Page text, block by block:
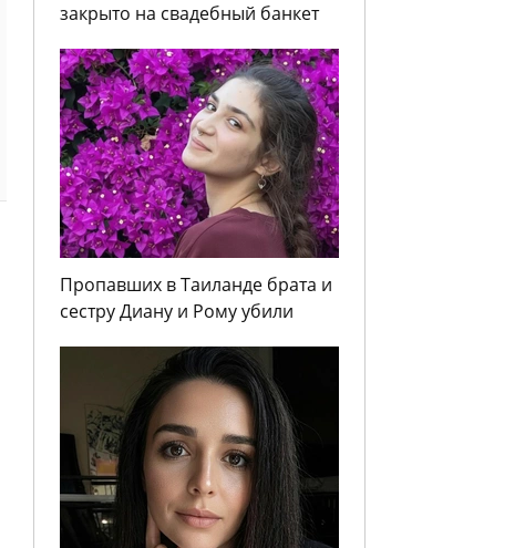
закрыто на свадебный банкет
Пропавших в Таиланде брата и
сестру Диану и Рому убили